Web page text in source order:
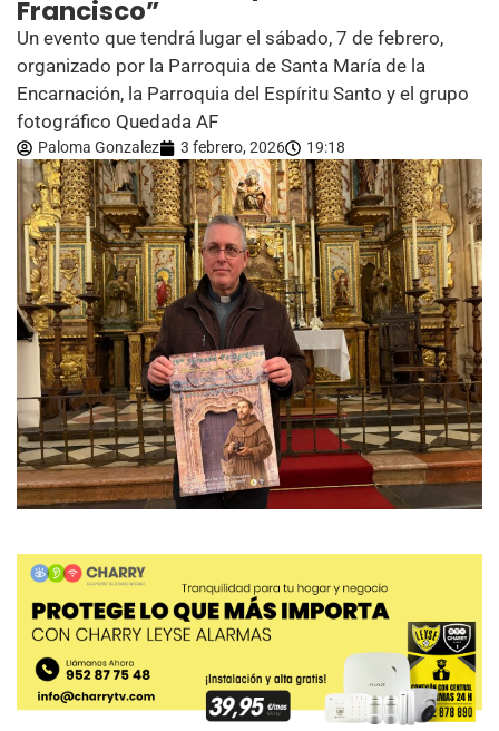
Francisco”
Un evento que tendrá lugar el sábado, 7 de febrero,
organizado por la Parroquia de Santa María de la
Encarnación, la Parroquia del Espíritu Santo y el grupo
fotográfico Quedada AF
Paloma Gonzalez 3 febrero, 2026 19:18